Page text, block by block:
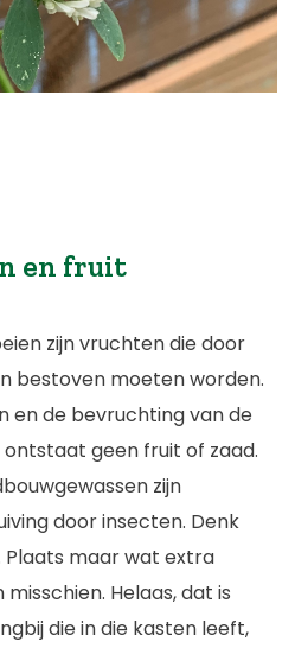
en fruit
zijn vruchten die door
bestoven moeten worden.
en de bevruchting van de
geen fruit of zaad.
zijn
door insecten. Denk
Plaats maar wat extra
Helaas, dat is
die in die kasten leeft,